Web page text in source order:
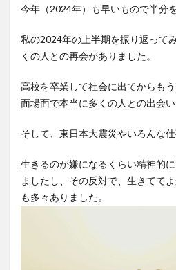
今年（2024年）も早いもので半分
私の2024年の上半期を振り返って
くの人との再会がありました。
高校を卒業して社会に出てからも
面場面で本当に多くの人との出会
そして、東日本大震災やいろんな仕
生きるのが嫌になるくらい精神的
ましたし、その反対で、生きてて
も多々ありました。